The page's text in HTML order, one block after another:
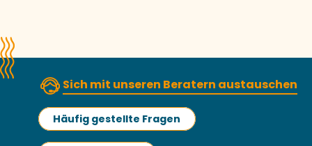
Sich mit unseren Beratern austauschen
Häufig gestellte Fragen